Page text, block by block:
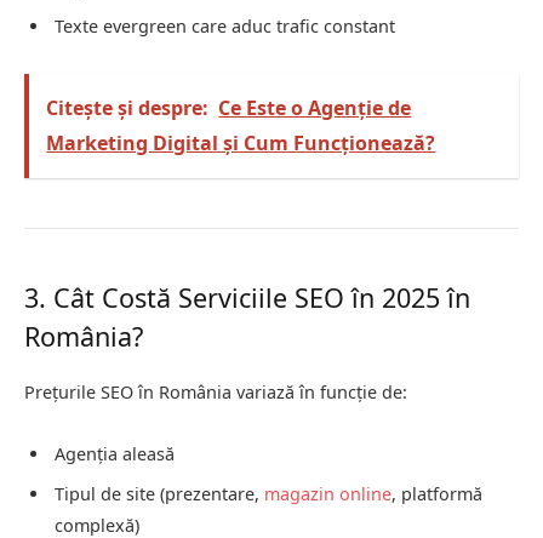
Texte evergreen care aduc trafic constant
Citește și despre: Ce Este o Agenție de
Marketing Digital și Cum Funcționează?
3. Cât Costă Serviciile SEO în 2025 în
România?
Prețurile SEO în România variază în funcție de:
Agenția aleasă
Tipul de site (prezentare, magazin online, platformă
complexă)